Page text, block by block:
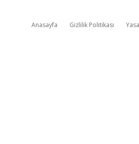
Anasayfa Gizlilik Politikası